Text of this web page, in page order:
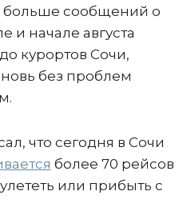
больше сообщений о
и начале августа
курортов Сочи,
без проблем
что сегодня в Сочи
более 70 рейсов
или прибыть с